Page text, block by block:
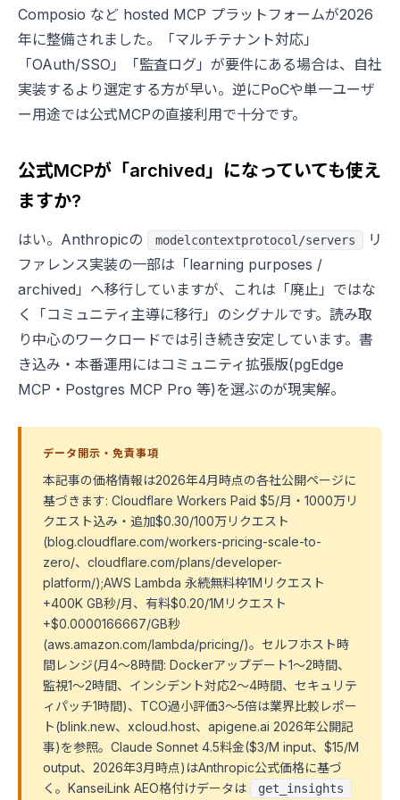
Composio など hosted MCP プラットフォームが2026
年に整備されました。「マルチテナント対応」
「OAuth/SSO」「監査ログ」が要件にある場合は、自社
実装するより選定する方が早い。逆にPoCや単一ユーザ
ー用途では公式MCPの直接利用で十分です。
公式MCPが「archived」になっていても使え
ますか?
はい。Anthropicの modelcontextprotocol/servers
リ
ファレンス実装の一部は「learning purposes /
archived」へ移行していますが、これは「廃止」ではな
く「コミュニティ主導に移行」のシグナルです。読み取
り中心のワークロードでは引き続き安定しています。書
き込み・本番運用にはコミュニティ拡張版(pgEdge
MCP・Postgres MCP Pro 等)を選ぶのが現実解。
データ開示・免責事項
本記事の価格情報は2026年4月時点の各社公開ページに
基づきます: Cloudflare Workers Paid $5/月・1000万リ
クエスト込み・追加$0.30/100万リクエスト
(blog.cloudflare.com/workers-pricing-scale-to-
zero/、cloudflare.com/plans/developer-
platform/);AWS Lambda 永続無料枠1Mリクエスト
+400K GB秒/月、有料$0.20/1Mリクエスト
+$0.0000166667/GB秒
(aws.amazon.com/lambda/pricing/)。セルフホスト時
間レンジ(月4〜8時間: Dockerアップデート1〜2時間、
監視1〜2時間、インシデント対応2〜4時間、セキュリテ
ィパッチ1時間)、TCO過小評価3〜5倍は業界比較レポー
ト(blink.new、xcloud.host、apigene.ai 2026年公開記
事)を参照。Claude Sonnet 4.5料金($3/M input、$15/M
output、2026年3月時点)はAnthropic公式価格に基づ
く。KanseiLink AEO格付けデータは
get_insights